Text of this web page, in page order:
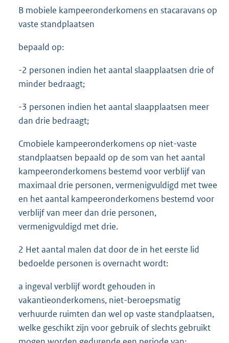
B mobiele kampeeronderkomens en stacaravans op
vaste standplaatsen
bepaald op:
-2 personen indien het aantal slaapplaatsen drie of
minder bedraagt;
-3 personen indien het aantal slaapplaatsen meer
dan drie bedraagt;
Cmobiele kampeeronderkomens op niet-vaste
standplaatsen bepaald op de som van het aantal
kampeeronderkomens bestemd voor verblijf van
maximaal drie personen, vermenigvuldigd met twee
en het aantal kampeeronderkomens bestemd voor
verblijf van meer dan drie personen,
vermenigvuldigd met drie.
2 Het aantal malen dat door de in het eerste lid
bedoelde personen is overnacht wordt:
a ingeval verblijf wordt gehouden in
vakantieonderkomens, niet-beroepsmatig
verhuurde ruimten dan wel op vaste standplaatsen,
welke geschikt zijn voor gebruik of slechts gebruikt